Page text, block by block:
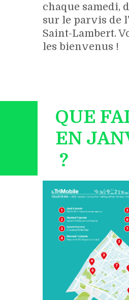
chaque samedi,
sur le parvis de
Saint-Lambert.
les bienvenus !
QUE
EN
?